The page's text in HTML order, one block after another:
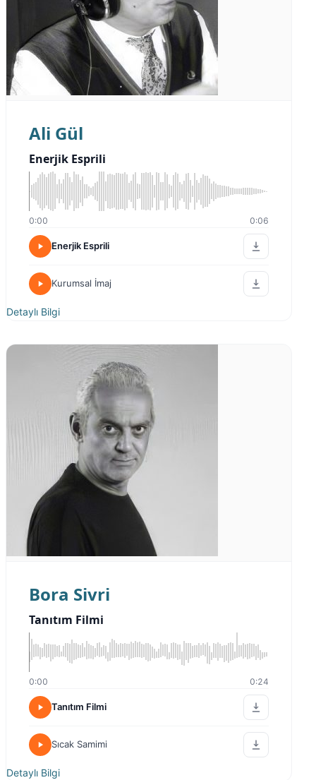
Ali Gül
Enerjik Esprili
0:00 0:06
Enerjik Esprili
Kurumsal İmaj
Detaylı Bilgi
Bora Sivri
Tanıtım Filmi
0:00 0:24
Tanıtım Filmi
Sıcak Samimi
Detaylı Bilgi